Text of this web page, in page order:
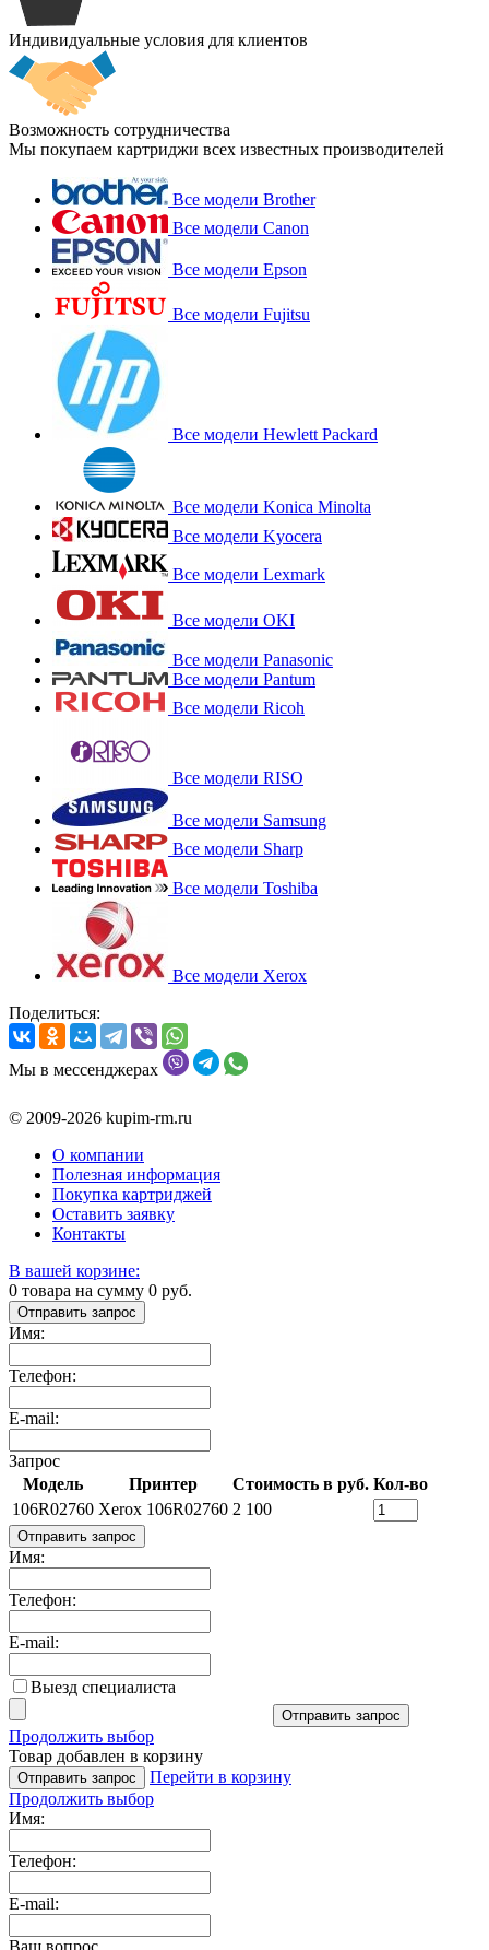
Индивидуальные условия для клиентов
Возможность сотрудничества
Мы покупаем картриджи всех известных производителей
Все модели Brother
Все модели Canon
Все модели Epson
Все модели Fujitsu
Все модели Hewlett Packard
Все модели Konica Minolta
Все модели Kyocera
Все модели Lexmark
Все модели OKI
Все модели Panasonic
Все модели Pantum
Все модели Ricoh
Все модели RISO
Все модели Samsung
Все модели Sharp
Все модели Toshiba
Все модели Xerox
Поделиться:
Мы в мессенджерах
© 2009-2026 kupim-rm.ru
О компании
Полезная информация
Покупка картриджей
Оставить заявку
Контакты
В вашей корзине:
0 товара на сумму 0 руб.
Отправить запрос
Имя:
Телефон:
E-mail:
Запрос
Модель
Принтер Стоимость в руб. Кол-во
106R02760 Xerox 106R02760 2 100
Отправить запрос
Имя:
Телефон:
E-mail:
Выезд специалиста
Отправить запрос
Продолжить выбор
Товар добавлен в корзину
Отправить запрос
Перейти в корзину
Продолжить выбор
Имя:
Телефон:
E-mail:
Ваш вопрос